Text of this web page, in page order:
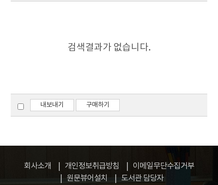
검색결과가 없습니다.
내보내기 구매하기
회사소개 개인정보취급방침
이메일무단수집거부
원문뷰어설치
도서관 담당자